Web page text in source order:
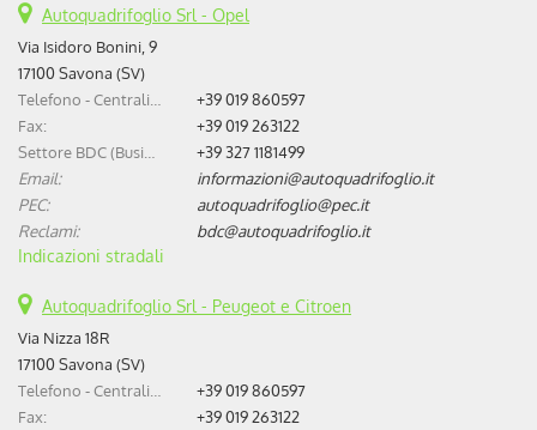
Autoquadrifoglio Srl - Opel
Via Isidoro Bonini, 9
17100 Savona (SV)
+39 019 860597
Fax:
+39 019 263122
+39 327 1181499
Email:
informazioni@autoquadrifoglio.it
PEC:
autoquadrifoglio@pec.it
Reclami:
bdc@autoquadrifoglio.it
Indicazioni stradali
Autoquadrifoglio Srl - Peugeot e Citroen
Via Nizza 18R
17100 Savona (SV)
+39 019 860597
Fax:
+39 019 263122